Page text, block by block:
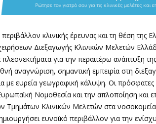
κλινικής έρευνας και τη θέση της
Διεξαγωγής Κλινικών Μελετών
πλεονεκτήματα για την περαιτέρω ανάπτυξη
αναγνώριση, σημαντική εμπειρία στη
με ευρεία γεωγραφική κάλυψη. Οι
Νομοθεσία και την απλοποίηση και
Τμημάτων Κλινικών Μελετών στα
ευνοϊκό περιβάλλον για την